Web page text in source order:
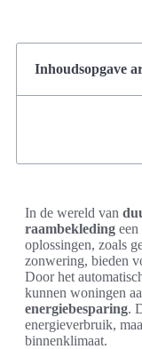
Inhoudsopgave
In de wereld van
raambekleding
oplossingen, zoals
zonwering, bieden
Door het
kunnen woningen
energiebesparing.
energieverbruik,
binnenklimaat.